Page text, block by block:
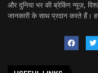
और दुनिया भर की ब्रेकिंग न्यूज़,
जानकारी के साथ प्रदान करते हैं।